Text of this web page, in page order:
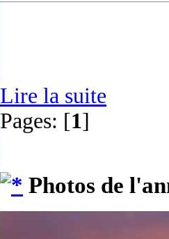
Lire la suite
Pages: [1]
Photos de